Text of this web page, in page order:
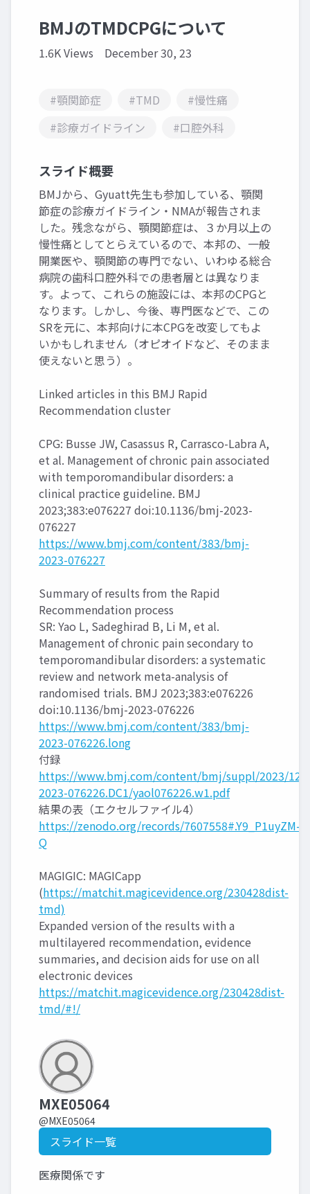
BMJのTMDCPGについて
1.6K Views December 30, 23
#顎関節症 #TMD
#慢性痛
#診療ガイドライン
#口腔外科
スライド概要
BMJから、Gyuatt先生も参加している、顎関
節症の診療ガイドライン・NMAが報告されま
した。残念ながら、顎関節症は、３か月以上の
慢性痛としてとらえているので、本邦の、一般
開業医や、顎関節の専門でない、いわゆる総合
病院の歯科口腔外科での患者層とは異なりま
す。よって、これらの施設には、本邦のCPGと
なります。しかし、今後、専門医などで、この
SRを元に、本邦向けに本CPGを改変してもよ
いかもしれません（オピオイドなど、そのまま
使えないと思う）。
Linked articles in this BMJ Rapid
Recommendation cluster
CPG: Busse JW, Casassus R, Carrasco-Labra A,
et al. Management of chronic pain associated
with temporomandibular disorders: a
clinical practice guideline. BMJ
2023;383:e076227 doi:10.1136/bmj-2023-
076227
https://www.bmj.com/content/383/bmj-
2023-076227
Summary of results from the Rapid
Recommendation process
SR: Yao L, Sadeghirad B, Li M, et al.
Management of chronic pain secondary to
temporomandibular disorders: a systematic
review and network meta-analysis of
randomised trials. BMJ 2023;383:e076226
doi:10.1136/bmj-2023-076226
https://www.bmj.com/content/383/bmj-
2023-076226.long
付録
https://www.bmj.com/content/bmj/suppl/2023/12/
2023-076226.DC1/yaol076226.w1.pdf
結果の表（エクセルファイル4）
https://zenodo.org/records/7607558#.Y9_P1uyZM-
Q
MAGIGIC: MAGICapp
(https://matchit.magicevidence.org/230428dist-
tmd)
Expanded version of the results with a
multilayered recommendation, evidence
summaries, and decision aids for use on all
electronic devices
https://matchit.magicevidence.org/230428dist-
tmd/#!/
MXE05064
@MXE05064
スライド一覧
医療関係です